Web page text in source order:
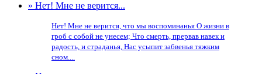
» Нет! Мне не верится...
Нет! Мне не верится, что мы воспоминанья О жизни в
гроб с собой не унесем; Что смерть, прервав навек и
радость, и страданья, Нас усыпит забвенья тяжким
сном....